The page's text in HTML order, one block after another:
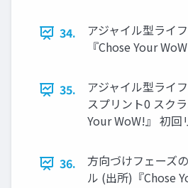
34.
アジャイル型ライ
『Chose Your
35.
アジャイル型ライ
スプリント0 スク
Your WoW!』 初回
36.
方向づけフェーズ
ル (出所)『Chose